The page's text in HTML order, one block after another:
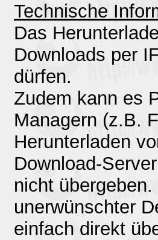
Technische
Das
Downloads per
dürfen.
Zudem kann es
Managern (z.B.
Herunterladen
Download-
nicht
unerwünschter
einfach direkt